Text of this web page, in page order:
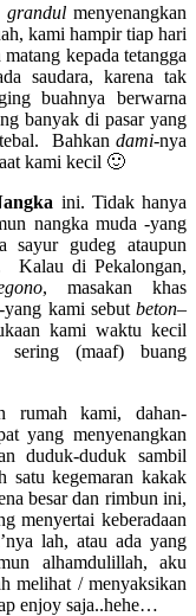
grandulmenyenangkan
kami hampir tiap hari
kepada tetangga
saudara, karena tak
buahnya berwarna
banyak di pasar yang
Bahkan dami-nya
kami kecil 🙂
ini. Tidak hanya
nangka muda -yang
sayur gudeg ataupun
Kalau di Pekalongan,
, masakan khas
kami sebut beton–
kami waktu kecil
(maaf) buang
rumah kami, dahan-
yang menyenangkan
duduk-duduk sambil
satu kegemaran kakak
besar dan rimbun ini,
menyertai keberadaan
lah, atau ada yang
alhamdulillah, aku
melihat / menyaksikan
enjoy saja..hehe…